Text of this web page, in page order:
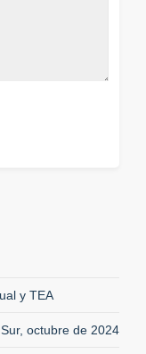
y TEA
octubre de 2024